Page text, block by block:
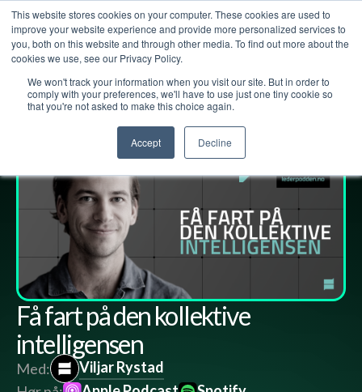
This website stores cookies on your computer. These cookies are used to
improve your website experience and provide more personalized services to
you, both on this website and through other media. To find out more about the
cookies we use, see our Privacy Policy.
We won't track your information when you visit our site. But in order to
comply with your preferences, we'll have to use just one tiny cookie so
that you're not asked to make this choice again.
Accept Decline
Lederpodden 10des2021 98 Del
Få fart på den kollektive
intelligensen
Med:
Viljar Rystad